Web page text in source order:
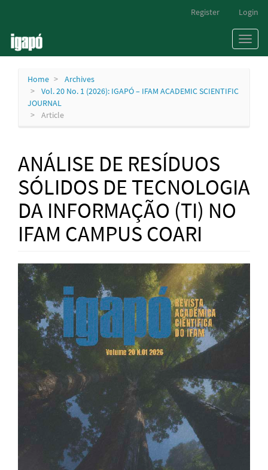
Content
Sidebar
Register Login
Toggle
Home
Archives
Vol. 20 No. 1 (2026): IGAPÓ – IFAM ACADEMIC SCIENTIFIC
JOURNAL
Article
ANÁLISE DE RESÍDUOS
SÓLIDOS DE TECNOLOGIA
DA INFORMAÇÃO (TI) NO
IFAM CAMPUS COARI
Article
Sidebar